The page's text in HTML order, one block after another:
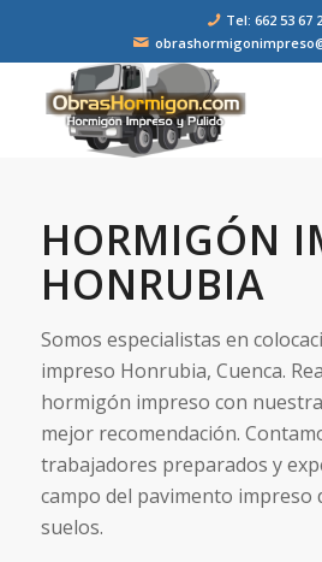
Tel: 662 53 67
HORMIGÓN
HONRUBIA
Somos especialistas en
impreso Honrubia, Cuenca.
hormigón impreso con
mejor recomendación.
trabajadores preparados y
campo del pavimento impreso
suelos.